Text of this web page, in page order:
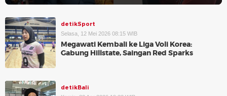
detikSport
Selasa, 12 Mei 2026 08:15 WIB
Megawati Kembali ke Liga Voli Korea:
Gabung Hillstate, Saingan Red Sparks
detikBali